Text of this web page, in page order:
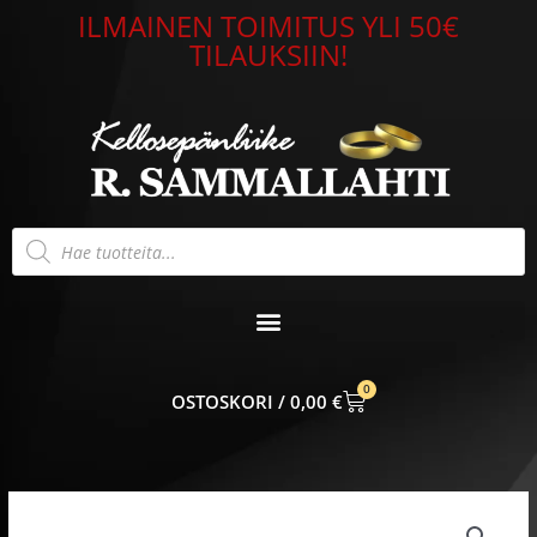
ILMAINEN TOIMITUS YLI 50€
TILAUKSIIN!
Products
search
0,00 €
0
CART